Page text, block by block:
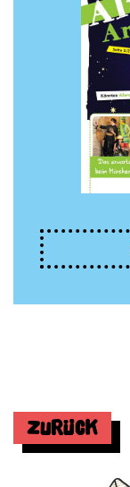
Zurück